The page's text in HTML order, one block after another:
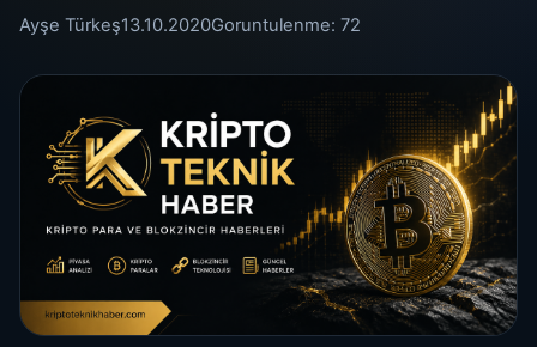
Ayşe Türkeş13.10.2020Goruntulenme: 72